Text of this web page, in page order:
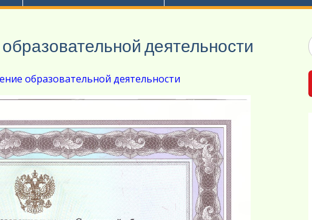
деятельности
образовательной деятельности